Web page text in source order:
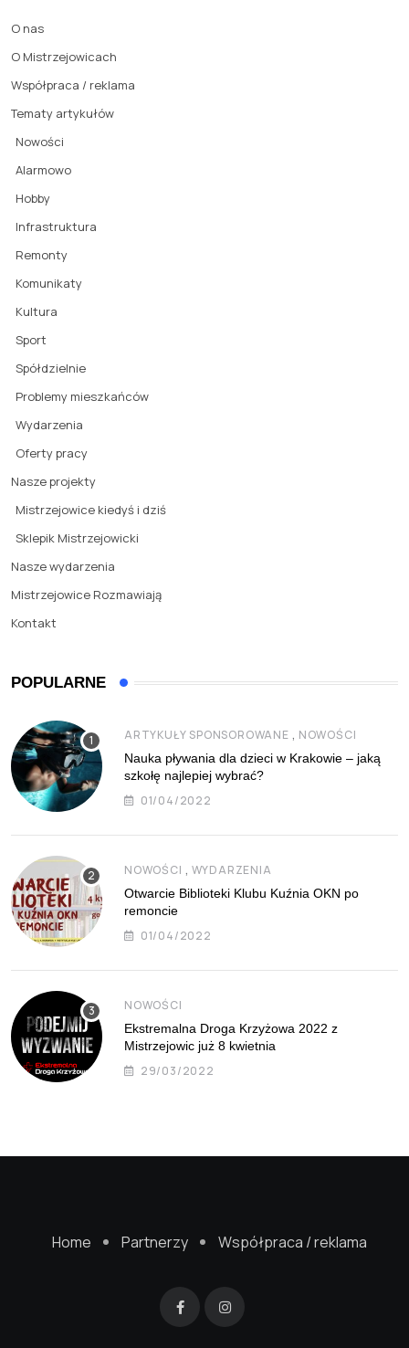
O nas
O Mistrzejowicach
Współpraca / reklama
Tematy artykułów
Nowości
Alarmowo
Hobby
Infrastruktura
Remonty
Komunikaty
Kultura
Sport
Spółdzielnie
Problemy mieszkańców
Wydarzenia
Oferty pracy
Nasze projekty
Mistrzejowice kiedyś i dziś
Sklepik Mistrzejowicki
Nasze wydarzenia
Mistrzejowice Rozmawiają
Kontakt
POPULARNE
ARTYKUŁY SPONSOROWANE , NOWOŚCI
Nauka pływania dla dzieci w Krakowie – jaką
szkołę najlepiej wybrać?
01/04/2022
NOWOŚCI , WYDARZENIA
Otwarcie Biblioteki Klubu Kuźnia OKN po
remoncie
01/04/2022
NOWOŚCI
Ekstremalna Droga Krzyżowa 2022 z
Mistrzejowic już 8 kwietnia
29/03/2022
Home Partnerzy Współpraca / reklama